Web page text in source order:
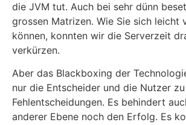
die JVM tut. Auch bei sehr dünn
grossen Matrizen. Wie Sie sich leicht
können, konnten wir die Serverzeit
verkürzen.
Aber das Blackboxing der
nur die Entscheider und die Nutzer zu
Fehlentscheidungen. Es behindert
anderer Ebene noch den Erfolg. Es